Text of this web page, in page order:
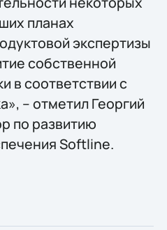
планах
экспертизы
собственной
в соответствии с
– отметил Георгий
по развитию
Softline.